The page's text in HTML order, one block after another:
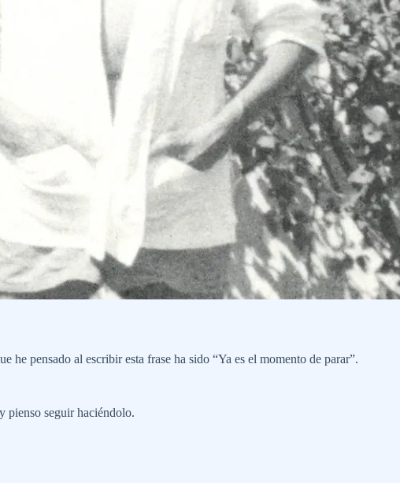
he pensado al escribir esta frase ha sido “Ya es el momento de parar”.
pienso seguir haciéndolo.